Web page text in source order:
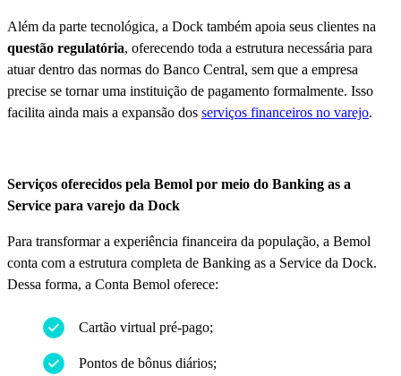
Além da parte tecnológica, a Dock também apoia seus clientes na
questão regulatória, oferecendo toda a estrutura necessária para
atuar dentro das normas do Banco Central, sem que a empresa
precise se tornar uma instituição de pagamento formalmente. Isso
facilita ainda mais a expansão dos serviços financeiros no varejo.
Serviços oferecidos pela Bemol por meio do Banking as a
Service para varejo da Dock
Para transformar a experiência financeira da população, a Bemol
conta com a estrutura completa de Banking as a Service da Dock.
Dessa forma, a Conta Bemol oferece:
Cartão virtual pré-pago;
Pontos de bônus diários;